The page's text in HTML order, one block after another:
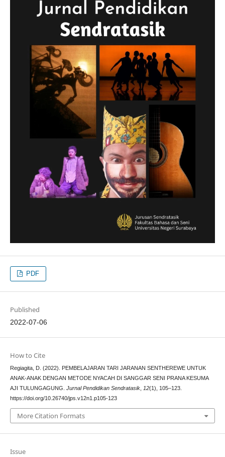
PDF
Published
2022-07-06
How to Cite
Regiagita, D. (2022). PEMBELAJARAN TARI JARANAN SENTHEREWE UNTUK
ANAK-ANAK DENGAN METODE NYACAH DI SANGGAR SENI PRANA KESUMA
AJI TULUNGAGUNG. Jurnal Pendidikan Sendratasik, 12(1), 105–123.
https://doi.org/10.26740/jps.v12n1.p105-123
More Citation Formats
Issue